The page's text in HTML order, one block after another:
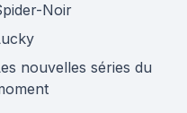
Noir
nouvelles séries du